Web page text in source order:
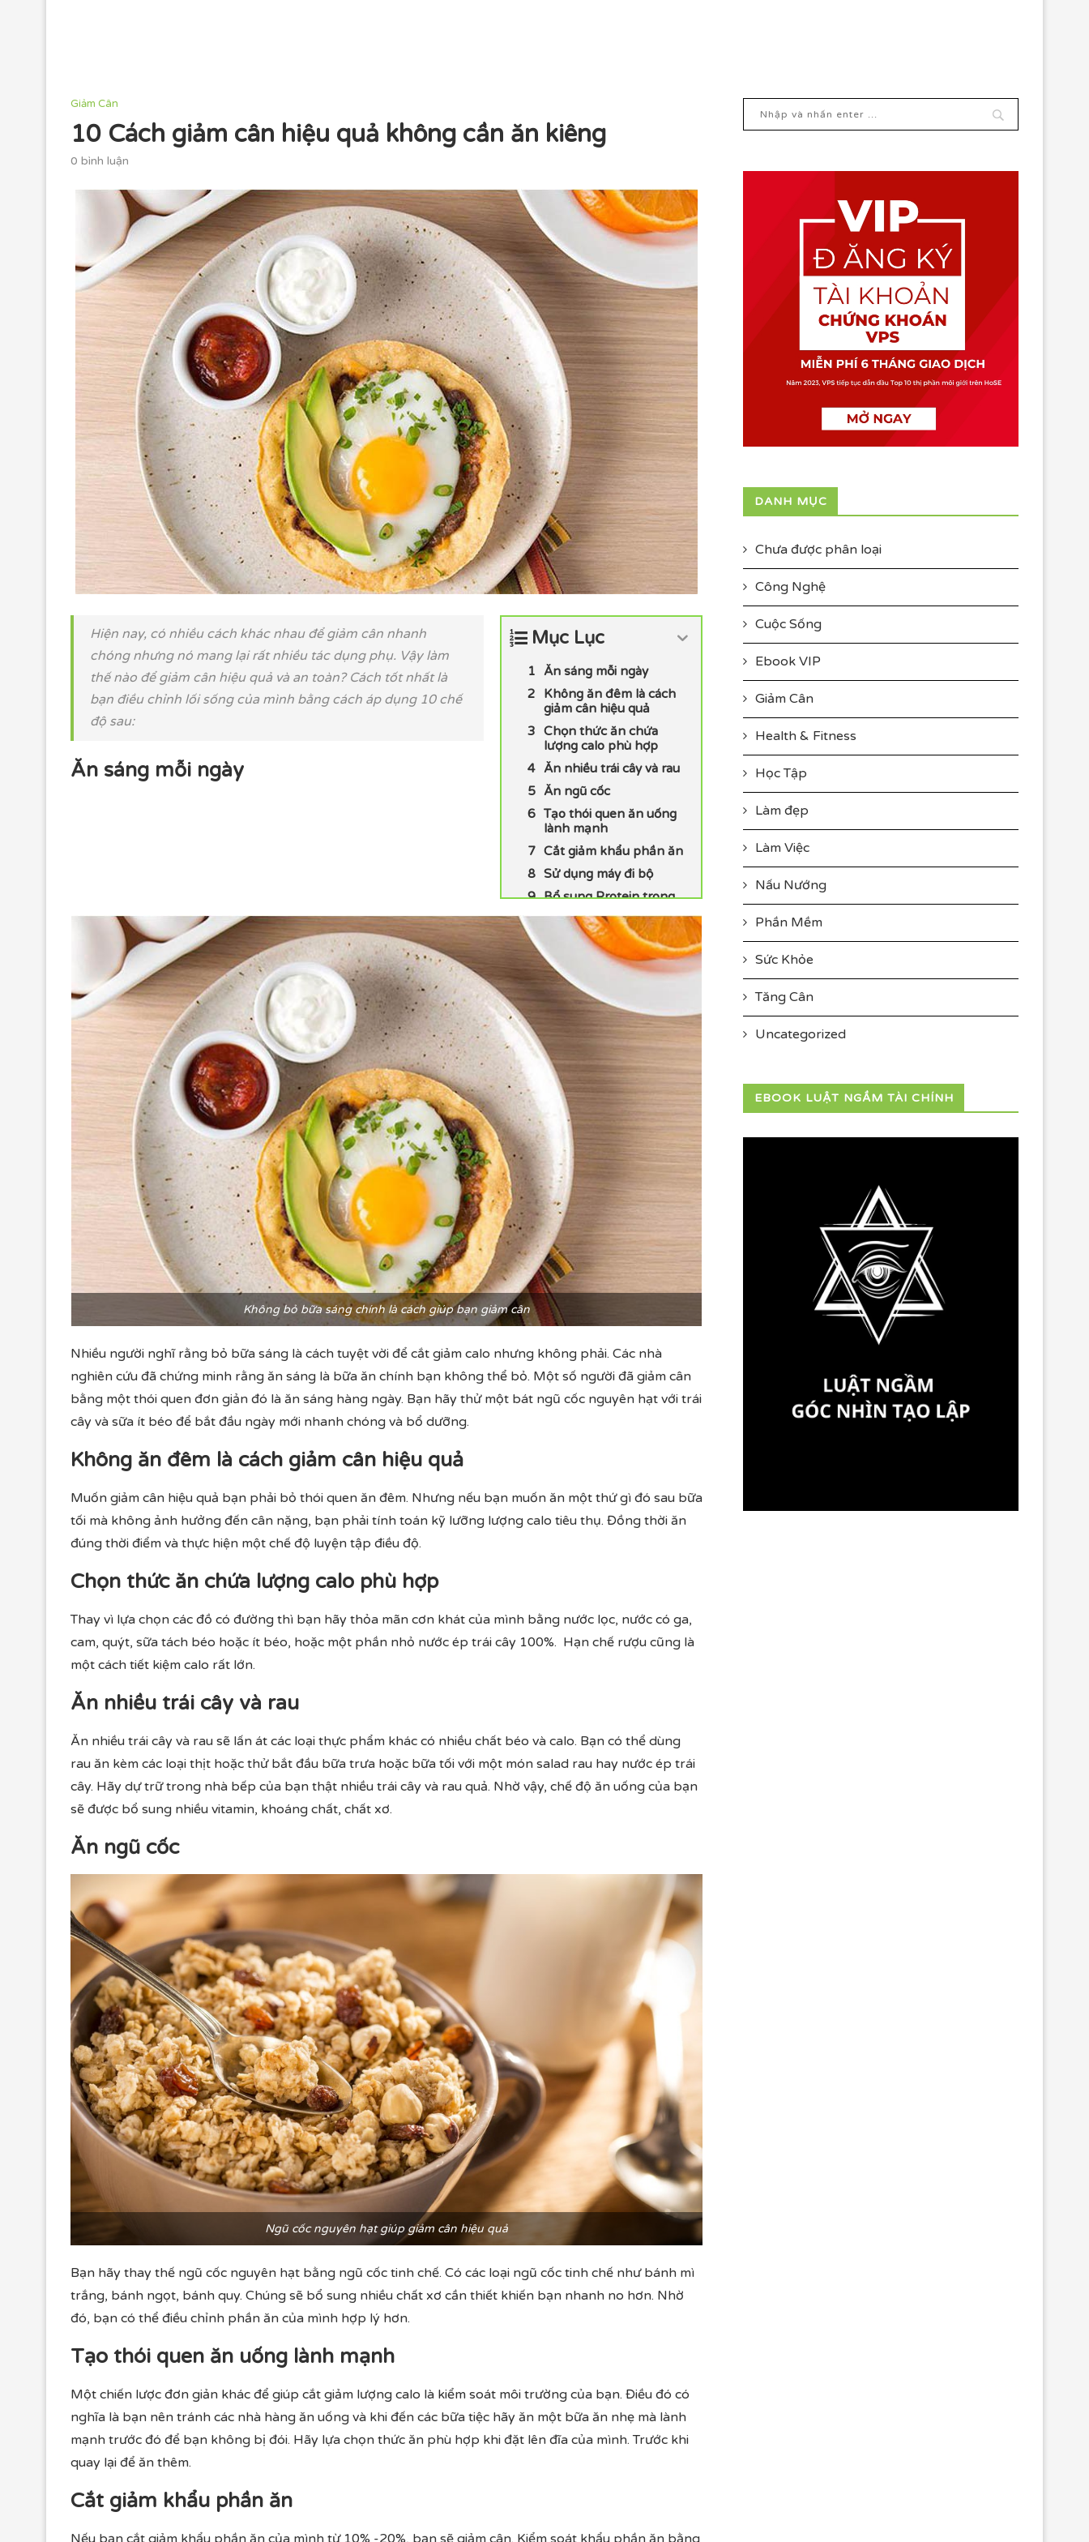
Giảm Cân
10 Cách giảm cân hiệu quả không cần ăn kiêng
0 bình luận
Mục Lục
Ăn sáng mỗi ngày
Không ăn đêm là cách
giảm cân hiệu quả
Chọn thức ăn chứa
lượng calo phù hợp
Ăn nhiều trái cây và rau
Ăn ngũ cốc
Tạo thói quen ăn uống
lành mạnh
Cắt giảm khẩu phần ăn
Sử dụng máy đi bộ
Bổ sung Protein trong
Sử dụng các sản phẩm
ít chất béo
Hiện nay, có nhiều cách khác nhau để giảm cân nhanh
chóng nhưng nó mang lại rất nhiều tác dụng phụ. Vậy làm
thế nào để giảm cân hiệu quả và an toàn? Cách tốt nhất là
bạn điều chỉnh lối sống của mình bằng cách áp dụng 10 chế
độ sau:
Ăn sáng mỗi ngày
Không bỏ bữa sáng chính là cách giúp bạn giảm cân
Nhiều người nghĩ rằng bỏ bữa sáng là cách tuyệt vời để cắt giảm calo nhưng không phải. Các nhà
nghiên cứu đã chứng minh rằng ăn sáng là bữa ăn chính bạn không thể bỏ. Một số người đã giảm cân
bằng một thói quen đơn giản đó là ăn sáng hàng ngày. Bạn hãy thử một bát ngũ cốc nguyên hạt với trái
cây và sữa ít béo để bắt đầu ngày mới nhanh chóng và bổ dưỡng.
Không ăn đêm là cách giảm cân hiệu quả
Muốn giảm cân hiệu quả bạn phải bỏ thói quen ăn đêm. Nhưng nếu bạn muốn ăn một thứ gì đó sau bữa
tối mà không ảnh hưởng đến cân nặng, bạn phải tính toán kỹ lưỡng lượng calo tiêu thụ. Đồng thời ăn
đúng thời điểm và thực hiện một chế độ luyện tập điều độ.
Chọn thức ăn chứa lượng calo phù hợp
Thay vì lựa chọn các đồ có đường thì bạn hãy thỏa mãn cơn khát của mình bằng nước lọc, nước có ga,
cam, quýt, sữa tách béo hoặc ít béo, hoặc một phần nhỏ nước ép trái cây 100%. Hạn chế rượu cũng là
một cách tiết kiệm calo rất lớn.
Ăn nhiều trái cây và rau
Ăn nhiều trái cây và rau sẽ lấn át các loại thực phẩm khác có nhiều chất béo và calo. Bạn có thể dùng
rau ăn kèm các loại thịt hoặc thử bắt đầu bữa trưa hoặc bữa tối với một món salad rau hay nước ép trái
cây. Hãy dự trữ trong nhà bếp của bạn thật nhiều trái cây và rau quả. Nhờ vậy, chế độ ăn uống của bạn
sẽ được bổ sung nhiều vitamin, khoáng chất, chất xơ.
Ăn ngũ cốc
Ngũ cốc nguyên hạt giúp giảm cân hiệu quả
Bạn hãy thay thế ngũ cốc nguyên hạt bằng ngũ cốc tinh chế. Có các loại ngũ cốc tinh chế như bánh mì
trắng, bánh ngọt, bánh quy. Chúng sẽ bổ sung nhiều chất xơ cần thiết khiến bạn nhanh no hơn. Nhờ
đó, bạn có thể điều chỉnh phần ăn của mình hợp lý hơn.
Tạo thói quen ăn uống lành mạnh
Một chiến lược đơn giản khác để giúp cắt giảm lượng calo là kiểm soát môi trường của bạn. Điều đó có
nghĩa là bạn nên tránh các nhà hàng ăn uống và khi đến các bữa tiệc hãy ăn một bữa ăn nhẹ mà lành
mạnh trước đó để bạn không bị đói. Hãy lựa chọn thức ăn phù hợp khi đặt lên đĩa của mình. Trước khi
quay lại để ăn thêm.
Cắt giảm khẩu phần ăn
Nếu bạn cắt giảm khẩu phần ăn của mình từ 10% -20%, bạn sẽ giảm cân. Kiểm soát khẩu phần ăn bằng
DANH MỤC
Chưa được phân loại
Công Nghệ
Cuộc Sống
Ebook VIP
Giảm Cân
Health & Fitness
Học Tập
Làm đẹp
Làm Việc
Nấu Nướng
Phần Mềm
Sức Khỏe
Tăng Cân
Uncategorized
EBOOK LUẬT NGẦM TÀI CHÍNH